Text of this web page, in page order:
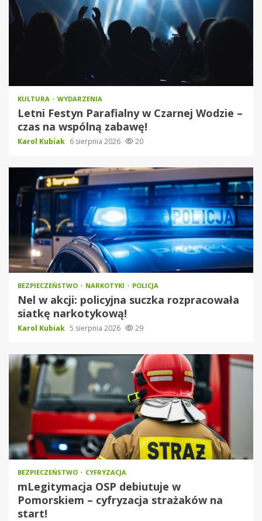
KULTURA WYDARZENIA
Letni Festyn Parafialny w Czarnej Wodzie –
czas na wspólną zabawę!
Karol Kubiak 6 sierpnia 2026 20
BEZPIECZEŃSTWO NARKOTYKI POLICJA
Nel w akcji: policyjna suczka rozpracowała
siatkę narkotykową!
Karol Kubiak 5 sierpnia 2026 29
BEZPIECZEŃSTWO CYFRYZACJA
mLegitymacja OSP debiutuje w
Pomorskiem – cyfryzacja strażaków na
start!